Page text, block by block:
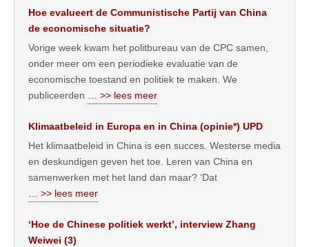
Hoe evalueert de Communistische Partij van China
de economische situatie?
Vorige week kwam het politbureau van de CPC samen,
onder meer om een periodieke evaluatie van de
economische toestand en politiek te maken. We
publiceerden
… >> lees meer
Klimaatbeleid in Europa en in China (opinie*) UPD
Het klimaatbeleid in China is een succes. Westerse media
en deskundigen geven het toe. Leren van China en
samenwerken met het land dan maar? ‘Dat
… >> lees meer
‘Hoe de Chinese politiek werkt’, interview Zhang
Weiwei (3)